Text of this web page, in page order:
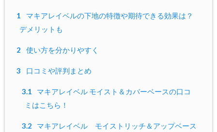
1
マキアレイベルの下地の特徴や期待できる効果は？
デメリットも
2 使い方を分かりやすく
3 口コミや評判まとめ
3.1
マキアレイベル モイスト＆カバーベースの口コ
ミはこちら！
3.2
マキアレイベル モイストリッチ＆アップベース